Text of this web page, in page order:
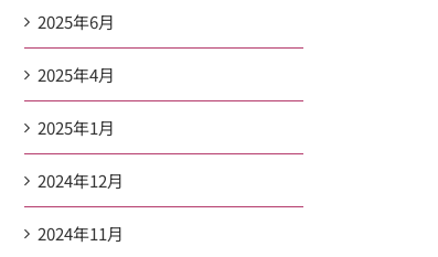
2025年6月
2025年4月
2025年1月
2024年12月
2024年11月